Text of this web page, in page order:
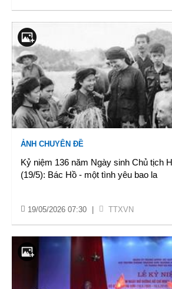
ẢNH CHUYÊN ĐỀ
Kỷ niệm 136 năm Ngày sinh Chủ tịch
(19/5): Bác Hồ - một tình yêu bao la
19/05/2026 07:30 TTXVN